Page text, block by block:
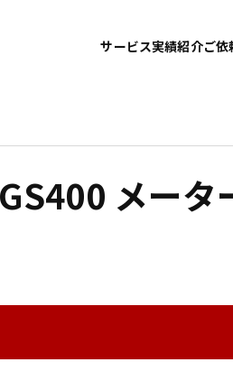
サービス実績紹介ご依
メータ